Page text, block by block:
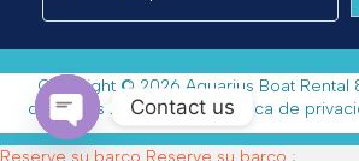
Copyright © 2026 Aquarius Boat Rental
derechos reservados. |Política de
Reserve su barco Reserve su barco ;
Contact us
Open chaty